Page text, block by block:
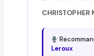
CHRISTOPHER
Leroux